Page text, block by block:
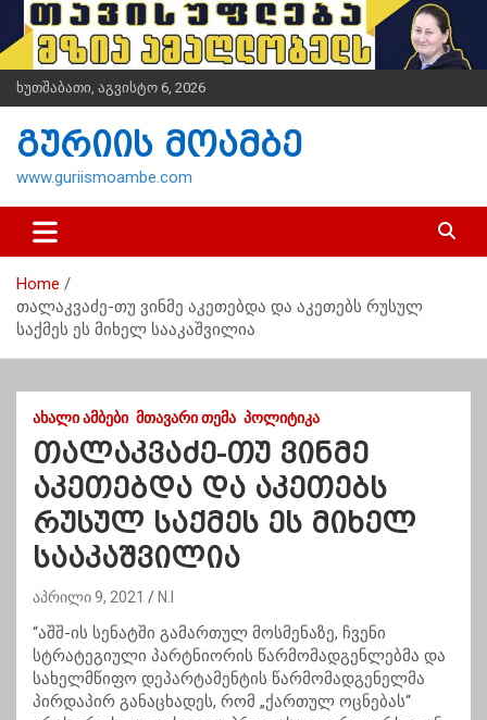
i
t
n
ხუთშაბათი, აგვისტო 6, 2026
გურიის მოამბე
www.guriismoambe.com
Home
თალაკვაძე-თუ ვინმე აკეთებდა და აკეთებს რუსულ
საქმეს ეს მიხელ სააკაშვილია
ᲐᲮᲐᲚᲘ ᲐᲛᲑᲔᲑᲘ ᲛᲗᲐᲕᲐᲠᲘ ᲗᲔᲛᲐ ᲞᲝᲚᲘᲢᲘᲙᲐ
თალაკვაძე-თუ ვინმე
აკეთებდა და აკეთებს
რუსულ საქმეს ეს მიხელ
სააკაშვილია
აპრილი 9, 2021 N.I
“აშშ-ის სენატში გამართულ მოსმენაზე, ჩვენი
სტრატეგიული პარტნიორის წარმომადგენლებმა და
სახელმწიფო დეპარტამენტის წარმომადგენელმა
პირდაპირ განაცხადეს, რომ „ქართულ ოცნებას“